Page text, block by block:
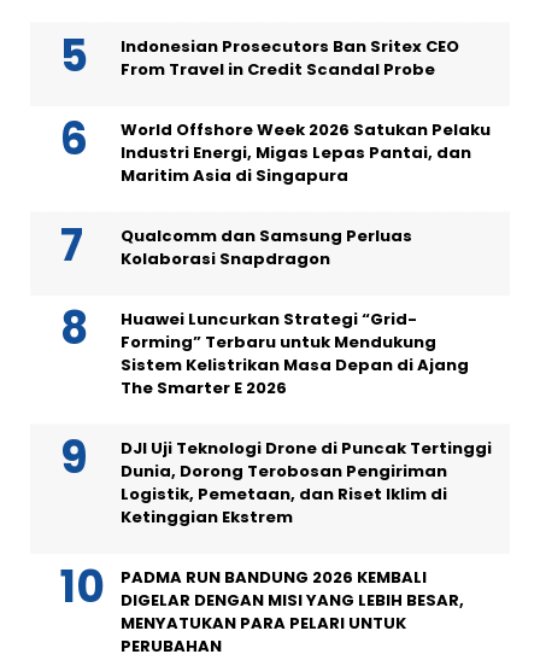
Indonesian Prosecutors Ban Sritex CEO
From Travel in Credit Scandal Probe
World Offshore Week 2026 Satukan Pelaku
Industri Energi, Migas Lepas Pantai, dan
Maritim Asia di Singapura
Qualcomm dan Samsung Perluas
Kolaborasi Snapdragon
Huawei Luncurkan Strategi “Grid-
Forming” Terbaru untuk Mendukung
Sistem Kelistrikan Masa Depan di Ajang
The Smarter E 2026
DJI Uji Teknologi Drone di Puncak Tertinggi
Dunia, Dorong Terobosan Pengiriman
Logistik, Pemetaan, dan Riset Iklim di
Ketinggian Ekstrem
PADMA RUN BANDUNG 2026 KEMBALI
DIGELAR DENGAN MISI YANG LEBIH BESAR,
MENYATUKAN PARA PELARI UNTUK
PERUBAHAN